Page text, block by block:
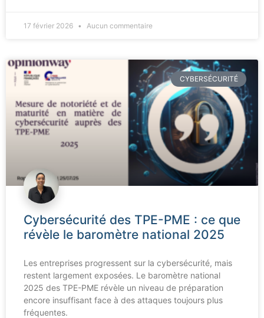
17 février 2026 Aucun commentaire
CYBERSÉCURITÉ
Cybersécurité des TPE-PME : ce que
révèle le baromètre national 2025
Les entreprises progressent sur la cybersécurité, mais
restent largement exposées. Le baromètre national
2025 des TPE-PME révèle un niveau de préparation
encore insuffisant face à des attaques toujours plus
fréquentes.